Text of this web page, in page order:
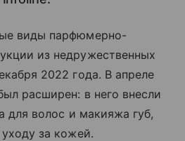
виды парфюмерно-
из недружественных
2022 года. В апреле
расширен: в него внесли
для волос и макияжа губ,
за кожей.